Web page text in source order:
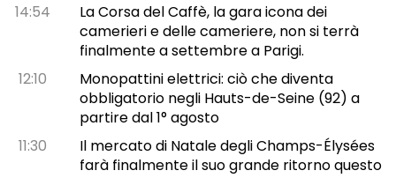
14:54
La Corsa del Caffè, la gara icona dei
camerieri e delle cameriere, non si terrà
finalmente a settembre a Parigi.
12:10
Monopattini elettrici: ciò che diventa
obbligatorio negli Hauts-de-Seine (92) a
partire dal 1° agosto
11:30
Il mercato di Natale degli Champs-Élysées
farà finalmente il suo grande ritorno questo